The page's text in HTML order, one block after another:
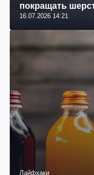
покращать
16.07.2026 14:21
Лайфхаки